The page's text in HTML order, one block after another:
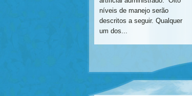
níveis de manejo serão
descritos a seguir. Qualquer
um dos...